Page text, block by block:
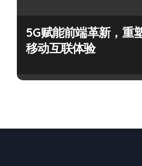
5G赋能前端革新，重
移动互联体验